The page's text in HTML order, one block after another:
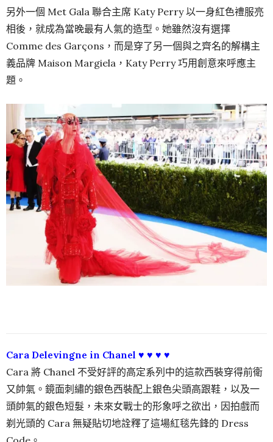
另外一個 Met Gala 聯合主席 Katy Perry 以一身紅色禮服亮
相後，就成為當晚最有人氣的造型。她雖然沒有選擇
Comme des Garçons，而是穿了另一個與之齊名的解構主
義品牌 Maison Margiela，Katy Perry 巧用創意來呼應主
題。
Cara Delevingne in Chanel ♥ ♥ ♥ ♥
Cara 將 Chanel 不受好評的高定系列中的這款西裝穿得前衛
又帥氣。鏡面刺繡的銀色西裝配上銀色尖頭高跟鞋，以及一
頭帥氣的銀色短髮，未來女戰士的形象呼之欲出，因拍戲而
剃光頭的 Cara 無疑貼切地詮釋了這場紅毯先鋒的 Dress